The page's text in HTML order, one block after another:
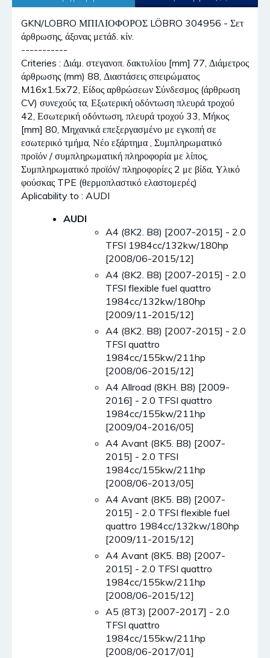
GKN/LOBRO ΜΠΙΛΙΟΦΟΡΟΣ LÖBRO 304956 - Σετ
άρθρωσης, άξονας μετάδ. κίν.
-----------
Criteries : Διάμ. στεγανοπ. δακτυλίου [mm] 77, Διάμετρος
άρθρωσης (mm) 88, Διαστάσεις σπειρώματος
M16x1.5x72, Είδος αρθρώσεων Σύνδεσμος (άρθρωση
CV) συνεχούς τα, Εξωτερική οδόντωση πλευρά τροχού
42, Εσωτερική οδόντωση, πλευρά τροχού 33, Μήκος
[mm] 80, Μηχανικά επεξεργασμένο με εγκοπή σε
εσωτερικό τμήμα, Νέο εξάρτημα , Συμπληρωματικό
προϊόν / συμπληρωματική πληροφορία με λίπος,
Συμπληρωματικό προϊόν/ πληροφορίες 2 με βίδα, Υλικό
φούσκας TPE (θερμοπλαστικό ελαστομερές)
Aplicability to : AUDI
AUDI
A4 (8K2. B8) [2007-2015] - 2.0
TFSI 1984cc/132kw/180hp
[2008/06-2015/12]
A4 (8K2. B8) [2007-2015] - 2.0
TFSI flexible fuel quattro
1984cc/132kw/180hp
[2009/11-2015/12]
A4 (8K2. B8) [2007-2015] - 2.0
TFSI quattro
1984cc/155kw/211hp
[2008/06-2015/12]
A4 Allroad (8KH. B8) [2009-
2016] - 2.0 TFSI quattro
1984cc/155kw/211hp
[2009/04-2016/05]
A4 Avant (8K5. B8) [2007-
2015] - 2.0 TFSI
1984cc/155kw/211hp
[2008/06-2013/05]
A4 Avant (8K5. B8) [2007-
2015] - 2.0 TFSI flexible fuel
quattro 1984cc/132kw/180hp
[2009/11-2015/12]
A4 Avant (8K5. B8) [2007-
2015] - 2.0 TFSI quattro
1984cc/155kw/211hp
[2008/06-2015/12]
A5 (8T3) [2007-2017] - 2.0
TFSI quattro
1984cc/155kw/211hp
[2008/06-2017/01]